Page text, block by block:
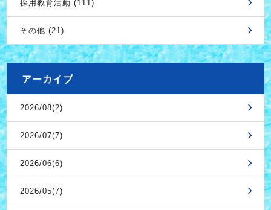
採用教育活動 (111)
その他 (21)
アーカイブ
2026/08(2)
2026/07(7)
2026/06(6)
2026/05(7)